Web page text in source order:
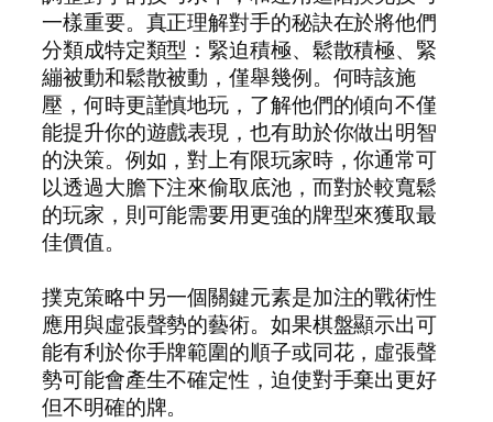
一樣重要。真正理解對手的秘訣在於將他們
分類成特定類型：緊迫積極、鬆散積極、緊
繃被動和鬆散被動，僅舉幾例。何時該施
壓，何時更謹慎地玩，了解他們的傾向不僅
能提升你的遊戲表現，也有助於你做出明智
的決策。例如，對上有限玩家時，你通常可
以透過大膽下注來偷取底池，而對於較寬鬆
的玩家，則可能需要用更強的牌型來獲取最
佳價值。
撲克策略中另一個關鍵元素是加注的戰術性
應用與虛張聲勢的藝術。如果棋盤顯示出可
能有利於你手牌範圍的順子或同花，虛張聲
勢可能會產生不確定性，迫使對手棄出更好
但不明確的牌。